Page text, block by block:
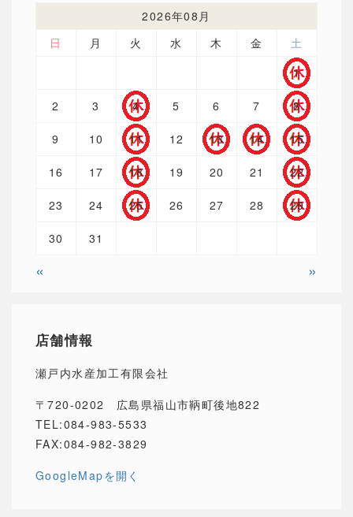
2026年08月
日
月 火 水 木 金
土
1
2 3 4 5 6 7 8
9 10 11 12 13 14 15
16 17 18 19 20 21 22
23 24 25 26 27 28 29
30 31
« »
店舗情報
瀬戸内水産加工有限会社
〒720-0202 広島県福山市鞆町後地822
TEL:084-983-5533
FAX:084-982-3829
GoogleMapを開く